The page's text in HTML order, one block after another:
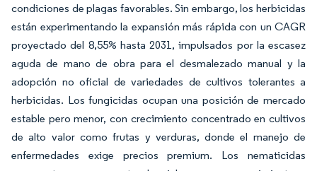
condiciones de plagas favorables. Sin embargo, los herbicidas
están experimentando la expansión más rápida con un CAGR
proyectado del 8,55% hasta 2031, impulsados por la escasez
aguda de mano de obra para el desmalezado manual y la
adopción no oficial de variedades de cultivos tolerantes a
herbicidas. Los fungicidas ocupan una posición de mercado
estable pero menor, con crecimiento concentrado en cultivos
de alto valor como frutas y verduras, donde el manejo de
enfermedades exige precios premium. Los nematicidas